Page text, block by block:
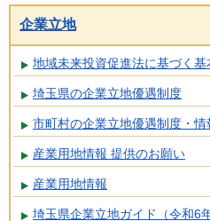
企業立地
地域未来投資促進法に基づく基
埼玉県の企業立地優遇制度
市町村の企業立地優遇制度・情
産業用地情報 提供のお願い
産業用地情報
埼玉県企業立地ガイド（令和6